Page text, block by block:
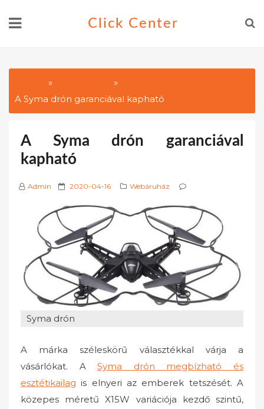
Click Center
A Syma drón garanciával kapható
A Syma drón garanciával
kapható
Admin
P
t
e
o
n
2020-04-16 Webáruház
Syma drón
A márka széleskörű választékkal várja a
vásárlókat. ASyma drón megbízható és
esztétikailag is elnyeri az emberek tetszését. A
közepes méretű X15W variációja kezdő szintű,